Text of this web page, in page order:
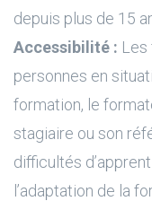
depuis plus de 15
Accessibilité :
personnes en
formation, le
stagiaire ou son
difficultés
l’adaptation de la